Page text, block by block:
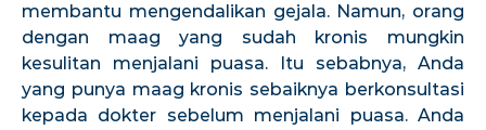
membantu mengendalikan gejala. Namun, orang
dengan maag yang sudah kronis mungkin
kesulitan menjalani puasa. Itu sebabnya, Anda
yang punya maag kronis sebaiknya berkonsultasi
kepada dokter sebelum menjalani puasa. Anda